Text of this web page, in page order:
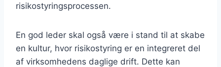
risikostyringsprocessen.
En god leder skal også være i stand til at skabe
en kultur, hvor risikostyring er en integreret del
af virksomhedens daglige drift. Dette kan